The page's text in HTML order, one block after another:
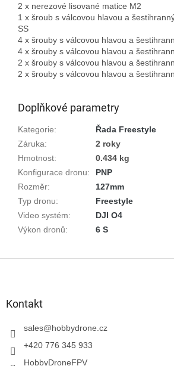
2 x nerezové lisované matice M2
1 x šroub s válcovou hlavou a
SS
4 x šrouby s válcovou hlavou a
4 x šrouby s válcovou hlavou a
2 x šrouby s válcovou hlavou a
2 x šrouby s válcovou hlavou a
Doplňkové parametry
Kategorie:
Řada Freestyle
Záruka:
2 roky
Hmotnost:
0.434 kg
Konfigurace dronu:
PNP
Rozměr:
127mm
Typ dronu:
Freestyle
Video systém:
DJI O4
Výkon dronů: 6 S
Kontakt
sales@hobbydrone.cz
+420 776 345 933
HobbyDroneFPV